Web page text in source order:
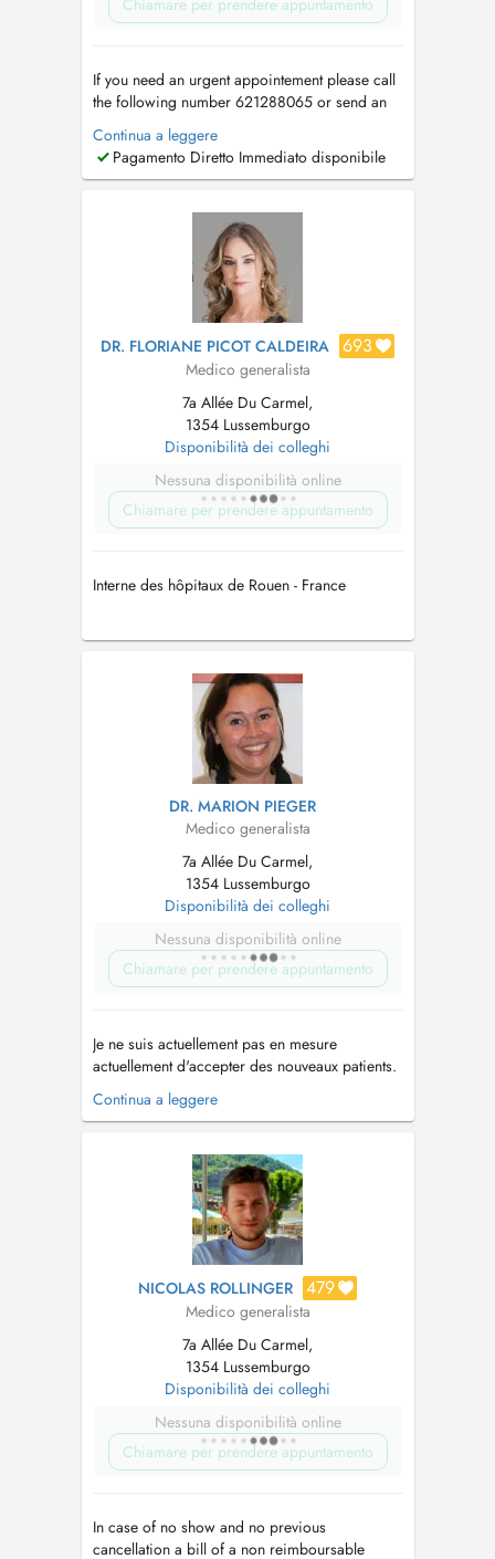
Chiamare per prendere appuntamento
If you need an urgent appointement please call
the following number 621288065 or send an
email to
medicent@pt.lu
d'un RDV en urgence veuillez svp contacter le
secrétariat au 621288065 ou écrivez un mail à
please send your deta...
Continua a leggere
Pagamento Diretto Immediato disponibile
DR. FLORIANE PICOT CALDEIRA 693
Medico generalista
7a Allée Du Carmel,
1354 Lussemburgo
Disponibilità dei colleghi
Nessuna disponibilità online
Chiamare per prendere appuntamento
Interne des hôpitaux de Rouen - France
DR. MARION PIEGER
Medico generalista
7a Allée Du Carmel,
1354 Lussemburgo
Disponibilità dei colleghi
Nessuna disponibilità online
Chiamare per prendere appuntamento
Je ne suis actuellement pas en mesure
actuellement d'accepter des nouveaux patients.
En cas de rendez-vous non respecté et non
annulé deux heures à l'avance le prix d'une
Vous êtes déjà patient? Votre nom, prénom et
date de naissance sont suffis...
Continua a leggere
NICOLAS ROLLINGER 479
Medico generalista
7a Allée Du Carmel,
1354 Lussemburgo
Disponibilità dei colleghi
Nessuna disponibilità online
Chiamare per prendere appuntamento
In case of no show and no previous
cancellation a bill of a non reimboursable